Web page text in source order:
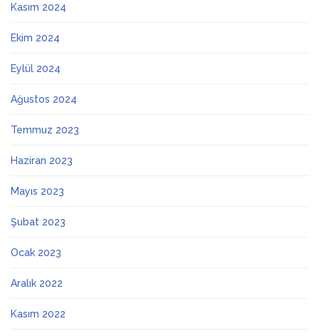
Kasım 2024
Ekim 2024
Eylül 2024
Ağustos 2024
Temmuz 2023
Haziran 2023
Mayıs 2023
Şubat 2023
Ocak 2023
Aralık 2022
Kasım 2022